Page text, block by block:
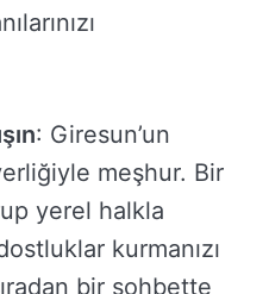
: Giresun’un
meşhur. Bir
yerel halkla
kurmanızı
bir sohbette